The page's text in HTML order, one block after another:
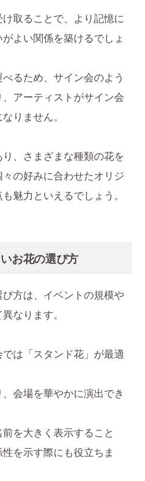
取ることで、より記憶に
よい関係を築けるでしょ
るため、サイン会のよう
アーティストがサイン会
りません。
、さまざまな種類の花を
の好みに合わせたオリジ
魅力といえるでしょう。
お花の選び方
方は、イベントの規模や
なります。
は「スタンド花」が最適
会場を華やかに演出でき
を大きく表示すること
を示す際にも役立ちま